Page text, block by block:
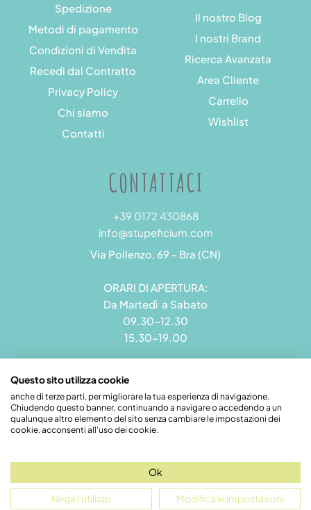
Spedizione
Metodi di pagamento
Condizioni di Vendita
Recedi dal Contratto
Privacy Policy
Chi siamo
Contatti
Il nostro Blog
I nostri Brand
Ricerca Avanzata
Area Cliente
Carrello
Wishlist
CONTATTACI
+39 0172 430868
info@stupeficium.com
Via Pollenzo, 69 - Bra (CN)
ORARI DI APERTURA:
Da Martedì a Sabato
09.30-12.30
15.30-19.00
Stupeficium di Carena Diego | Rea CN - 265823 | P.I.
09492550018 | Pec: grandamodel@pec.it
Questo sito utilizza cookie
anche di terze parti, per migliorare la tua esperienza di navigazione.
Chiudendo questo banner, continuando a navigare o accedendo a un
qualunque altro elemento del sito senza cambiare le impostazioni dei
cookie, acconsenti all'uso dei cookie.
Ok
Nega l'utilizzo Modifica le impostazioni